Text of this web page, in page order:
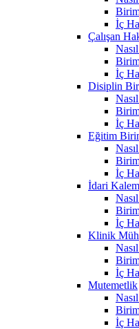
Birim
İç
Çalışan
Birim
İç
Disiplin
Birim
İç
Eğitim
Birim
İç
İdari Kalem
Birim
İç
Klinik
Birim
İç
Mutemetlik
Birim
İç